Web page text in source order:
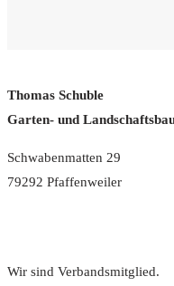
Thomas Schuble
Garten- und
Schwabenmatten 29
79292 Pfaffenweiler
Wir sind Verbandsmitglied.